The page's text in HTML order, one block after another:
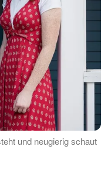
und neugierig schaut